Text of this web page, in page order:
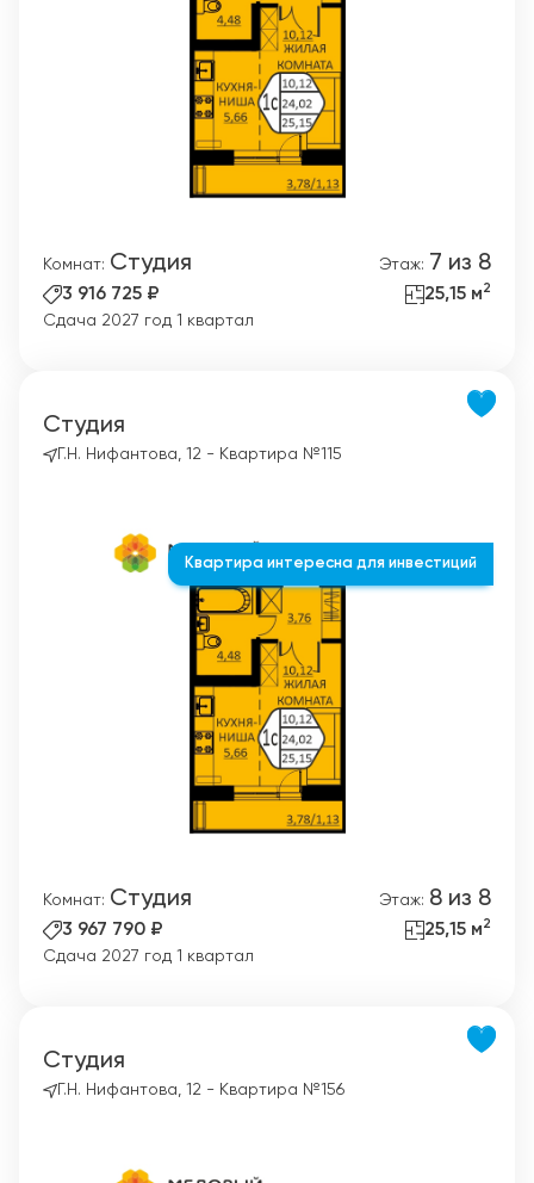
Комнат: Студия Этаж: 7 из 8
3 916 725 ₽ 25,15 м2
Сдача 2027 год 1 квартал
Студия
Г.Н. Нифантова, 12 - Квартира №115
Квартира интересна для инвестиций
Комнат: Студия Этаж: 8 из 8
3 967 790 ₽ 25,15 м2
Сдача 2027 год 1 квартал
Студия
Г.Н. Нифантова, 12 - Квартира №156